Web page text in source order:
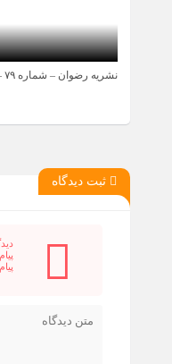
6 سال قبل
نشریه رضوان – شماره ۷۹ – اسفند ماه ۹۹
ثبت دیدگاه